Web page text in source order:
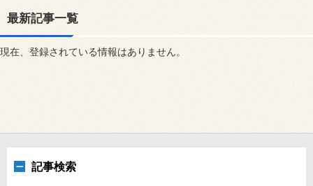
最新記事一覧
現在、登録されている情報はありません。
記事検索